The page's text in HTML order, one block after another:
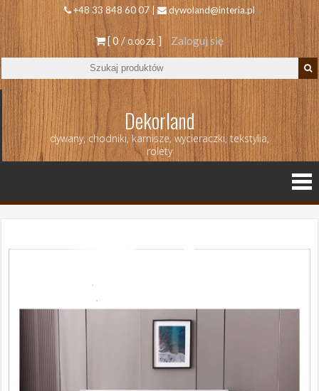
+48 33 848 60 07 | dywoland@interia.pl
[ 0 /0.00 ZŁ ] Zaloguj się
Dekorland
dywany, chodniki, karnisze, wycieraczki, tekstylia,
rolety